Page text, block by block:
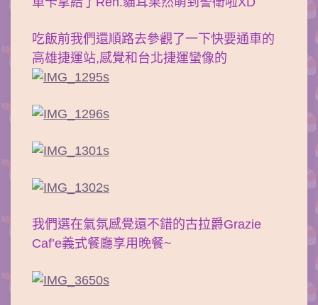
吃飯前我們還順路去參觀了一下快要通車的
高雄捷運站,感覺和台北捷運蠻像的
我們選在氣氛感覺還不錯的古拉爵Grazie
Caf’e義式餐廳享用晚餐~